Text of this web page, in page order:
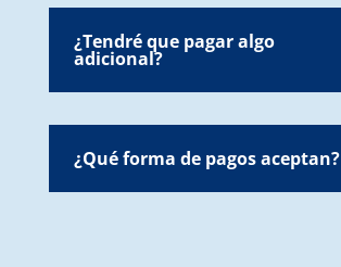
¿Tendré que pagar algo
adicional?
¿Qué forma de pagos aceptan?